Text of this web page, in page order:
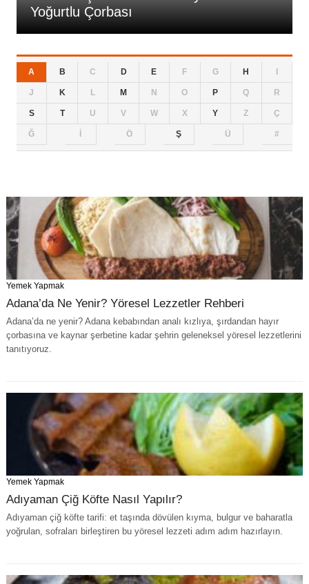
Yoğurtlu Çorbası
A B C D E F G H
J K L M N O P Q R
S T U V W X Y Z Ç
Ğ Ö Ş Ü #
Yemek Yapmak
Adana’da Ne Yenir? Yöresel Lezzetler Rehberi
Adana’da ne yenir? Adana kebabından analı kızlıya, şırdandan hayır
çorbasına ve kaynar şerbetine kadar şehrin geleneksel yöresel lezzetlerini
tanıtıyoruz.
Yemek Yapmak
Adıyaman Çiğ Köfte Nasıl Yapılır?
Adıyaman çiğ köfte tarifi: et taşında dövülen kıyma, bulgur ve baharatla
yoğrulan, sofraları birleştiren bu yöresel lezzeti adım adım hazırlayın.